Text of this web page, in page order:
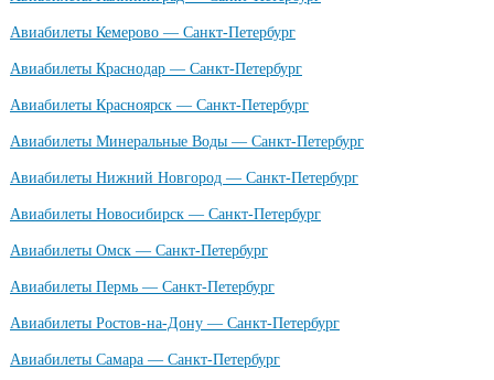
Авиабилеты Кемерово — Санкт-Петербург
Авиабилеты Краснодар — Санкт-Петербург
Авиабилеты Красноярск — Санкт-Петербург
Авиабилеты Минеральные Воды — Санкт-Петербург
Авиабилеты Нижний Новгород — Санкт-Петербург
Авиабилеты Новосибирск — Санкт-Петербург
Авиабилеты Омск — Санкт-Петербург
Авиабилеты Пермь — Санкт-Петербург
Авиабилеты Ростов-на-Дону — Санкт-Петербург
Авиабилеты Самара — Санкт-Петербург